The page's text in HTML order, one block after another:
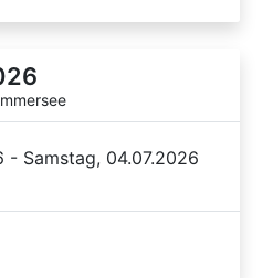
- Samstag, 04.07.2026